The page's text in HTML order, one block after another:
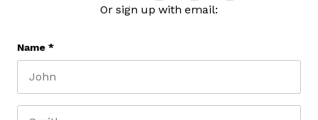
Or sign up with email:
Name *